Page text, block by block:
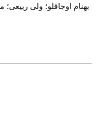
بهنام اوجاقلو؛ ولی